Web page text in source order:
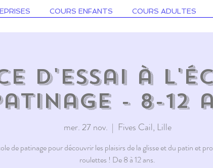
COURS ENFANTS COURS ADULTES
d'essai à
- 8-12
mer. 27 nov.
  |
Fives Cail, Lille
de patinage pour découvrir les plaisirs de la glisse et du patin et
roulettes ! De 8 à 12 ans.